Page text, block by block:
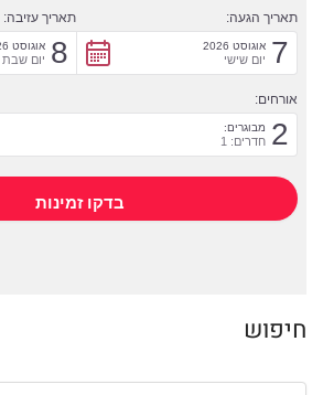
תאריך הגעה:
7 אוגוסט 2026
יום שישי
תאריך עזיבה:
8 אוגוסט 2026
יום שבת
אורחים:
2 מבוגרים:
חדרים: 1
חיפוש